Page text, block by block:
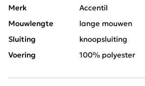
Merk
Accentil
Mouwlengte
lange mouwen
Sluiting
knoopsluiting
Voering
100% polyester